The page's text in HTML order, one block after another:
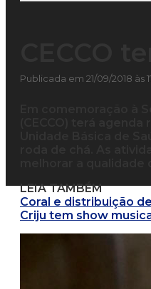
Publicada em 21/09/2018 às
LEIA TAMBÉM
Coral e distribuição
Criju tem show